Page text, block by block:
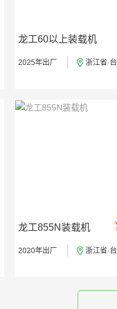
龙工60以上装载机
2025年出厂 浙江省·
龙工855N装载机
2020年出厂 浙江省·